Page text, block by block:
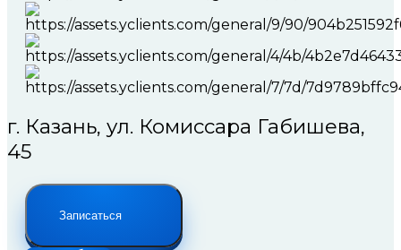
г. Казань, ул. Комиссара Габишева,
45
Записаться